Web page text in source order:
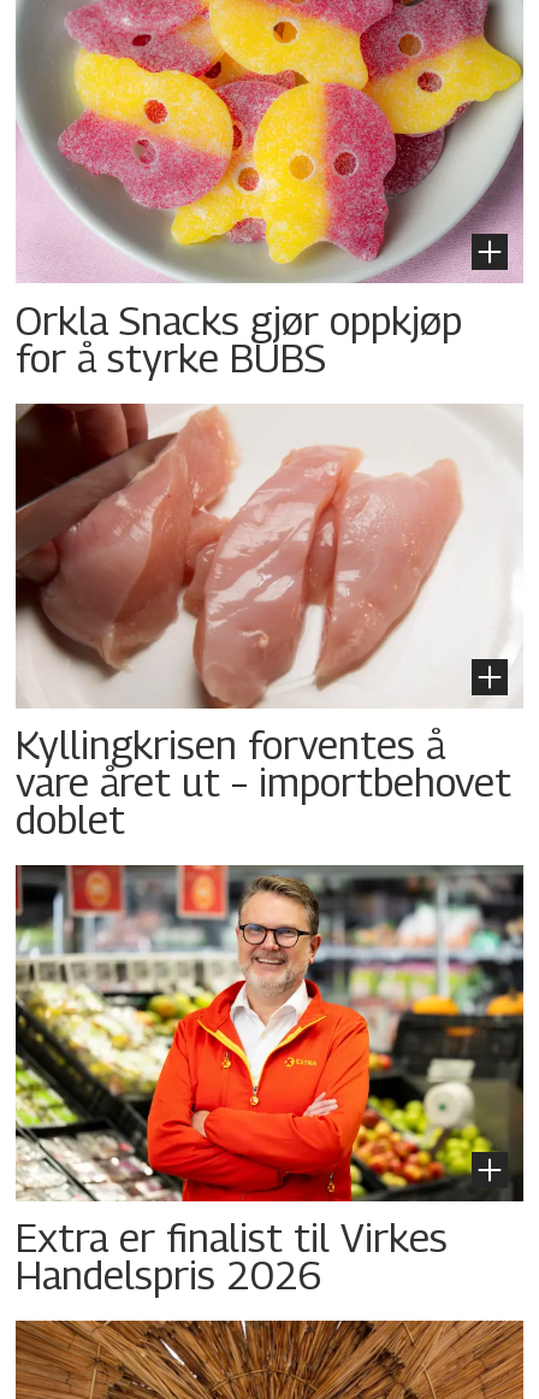
Orkla Snacks gjør oppkjøp
for å styrke BUBS
Kyllingkrisen forventes å
vare året ut – importbehovet
doblet
Extra er finalist til Virkes
Handelspris 2026